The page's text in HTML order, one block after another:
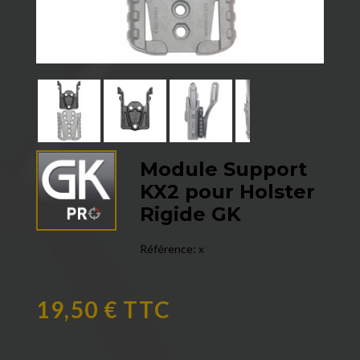
Module Support
KX2 pour Holster
Rigide GK
Référence: x
19,50 € TTC